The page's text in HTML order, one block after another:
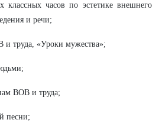
классных часов по эстетике внешнего
и речи;
и труда, «Уроки мужества»;
ВОВ и труда;
песни;